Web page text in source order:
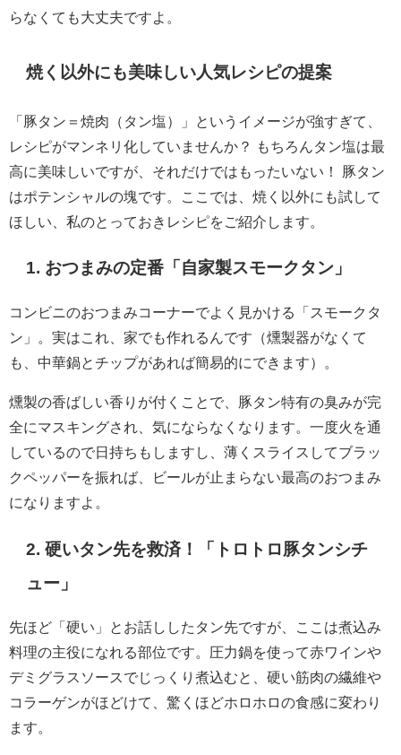
らなくても大丈夫ですよ。
焼く以外にも美味しい人気レシピの提案
「豚タン＝焼肉（タン塩）」というイメージが強すぎて、
レシピがマンネリ化していませんか？ もちろんタン塩は最
高に美味しいですが、それだけではもったいない！ 豚タン
はポテンシャルの塊です。ここでは、焼く以外にも試して
ほしい、私のとっておきレシピをご紹介します。
1. おつまみの定番「自家製スモークタン」
コンビニのおつまみコーナーでよく見かける「スモークタ
ン」。実はこれ、家でも作れるんです（燻製器がなくて
も、中華鍋とチップがあれば簡易的にできます）。
燻製の香ばしい香りが付くことで、豚タン特有の臭みが完
全にマスキングされ、気にならなくなります。一度火を通
しているので日持ちもしますし、薄くスライスしてブラッ
クペッパーを振れば、ビールが止まらない最高のおつまみ
になりますよ。
2. 硬いタン先を救済！「トロトロ豚タンシチ
ュー」
先ほど「硬い」とお話ししたタン先ですが、ここは煮込み
料理の主役になれる部位です。圧力鍋を使って赤ワインや
デミグラスソースでじっくり煮込むと、硬い筋肉の繊維や
コラーゲンがほどけて、驚くほどホロホロの食感に変わり
ます。